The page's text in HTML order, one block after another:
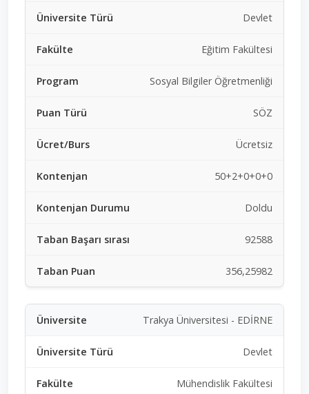
Devlet
Eğitim Fakültesi
Sosyal Bilgiler Öğretmenliği
SÖZ
Ücretsiz
50+2+0+0+0
Doldu
92588
356,25982
Trakya Üniversitesi - EDİRNE
Devlet
Mühendislik Fakültesi